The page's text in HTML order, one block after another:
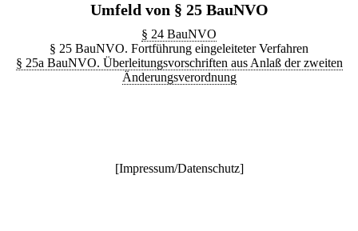
Umfeld von § 25 BauNVO
§ 24 BauNVO
§ 25 BauNVO. Fortführung eingeleiteter Verfahren
§ 25a BauNVO. Überleitungsvorschriften aus Anlaß der zweiten
Änderungsverordnung
[Impressum/Datenschutz]